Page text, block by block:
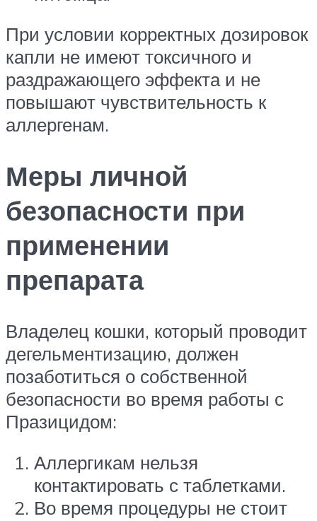
При условии корректных дозировок
капли не имеют токсичного и
раздражающего эффекта и не
повышают чувствительность к
аллергенам.
Меры личной
безопасности при
применении
препарата
Владелец кошки, который проводит
дегельментизацию, должен
позаботиться о собственной
безопасности во время работы с
Празицидом:
Аллергикам нельзя
контактировать с таблетками.
Во время процедуры не стоит